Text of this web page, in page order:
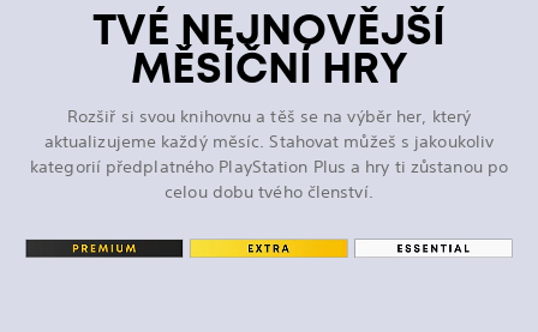
TVÉ NEJNOVĚJŠÍ
MĚSÍČNÍ HRY
Rozšiř si svou knihovnu a těš se na výběr her, který
aktualizujeme každý měsíc. Stahovat můžeš s jakoukoliv
kategorií předplatného PlayStation Plus a hry ti zůstanou po
celou dobu tvého členství.